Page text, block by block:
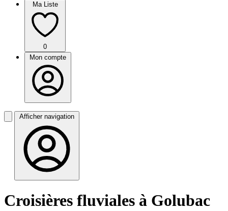
Ma Liste
0
Mon compte
Afficher navigation
Croisières fluviales à Golubac